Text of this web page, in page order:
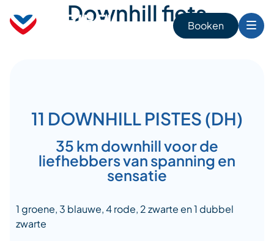
content
Booken
Downhill fiets
11 DOWNHILL PISTES (DH)
35 km downhill voor de
liefhebbers van spanning en
sensatie
1 groene, 3 blauwe, 4 rode, 2 zwarte en 1 dubbel
zwarte